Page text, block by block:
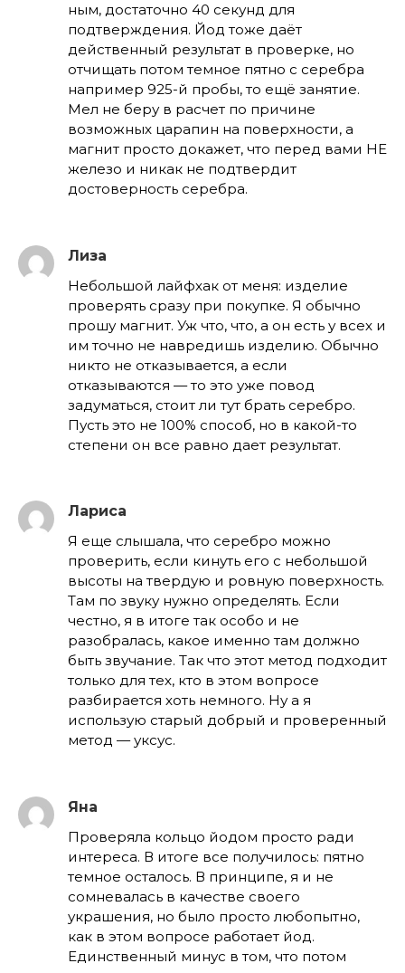
ным, достаточно 40 секунд для
подтверждения. Йод тоже даёт
действенный результат в проверке, но
отчищать потом темное пятно с серебра
например 925-й пробы, то ещё занятие.
Мел не беру в расчет по причине
возможных царапин на поверхности, а
магнит просто докажет, что перед вами НЕ
железо и никак не подтвердит
достоверность серебра.
Лиза
Небольшой лайфхак от меня: изделие
проверять сразу при покупке. Я обычно
прошу магнит. Уж что, что, а он есть у всех и
им точно не навредишь изделию. Обычно
никто не отказывается, а если
отказываются — то это уже повод
задуматься, стоит ли тут брать серебро.
Пусть это не 100% способ, но в какой-то
степени он все равно дает результат.
Лариса
Я еще слышала, что серебро можно
проверить, если кинуть его с небольшой
высоты на твердую и ровную поверхность.
Там по звуку нужно определять. Если
честно, я в итоге так особо и не
разобралась, какое именно там должно
быть звучание. Так что этот метод подходит
только для тех, кто в этом вопросе
разбирается хоть немного. Ну а я
использую старый добрый и проверенный
метод — уксус.
Яна
Проверяла кольцо йодом просто ради
интереса. В итоге все получилось: пятно
темное осталось. В принципе, я и не
сомневалась в качестве своего
украшения, но было просто любопытно,
как в этом вопросе работает йод.
Единственный минус в том, что потом